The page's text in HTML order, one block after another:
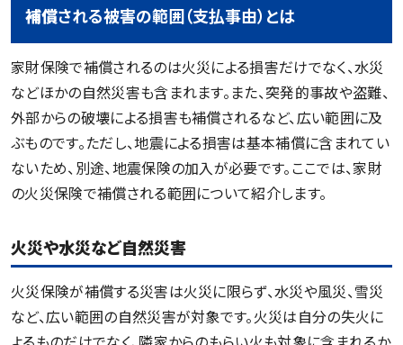
補償される被害の範囲（支払事由）とは
家財保険で補償されるのは火災による損害だけでなく、水災
などほかの自然災害も含まれます。また、突発的事故や盗難、
外部からの破壊による損害も補償されるなど、広い範囲に及
ぶものです。ただし、地震による損害は基本補償に含まれてい
ないため、別途、地震保険の加入が必要です。ここでは、家財
の火災保険で補償される範囲について紹介します。
火災や水災など自然災害
火災保険が補償する災害は火災に限らず、水災や風災、雪災
など、広い範囲の自然災害が対象です。火災は自分の失火に